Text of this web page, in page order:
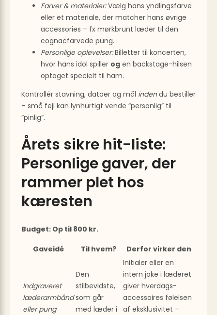
Farver & materialer:Vælg hans yndlingsfarve
eller et materiale, der matcher hans øvrige
accessories – fx mørkbrunt læder til den
cognacfarvede pung.
Personlige oplevelser:Billetter til koncerten,
hvor hans idol spiller og en backstage-hilsen
optaget specielt til ham.
Kontrollér stavning, datoer og mål indendu bestiller
– små fejl kan lynhurtigt vende “personlig” til
“pinlig”.
Årets sikre hit-liste:
Personlige gaver, der
rammer plet hos
kæresten
Budget: Op til 800 kr.
Gaveidé Til hvem? Derfor virker den
Indgraveret
læderarmbånd
eller pung
Den
stilbevidste,
som går
med læder i
Initialer eller en
intern joke i læderet
giver hverdags­
accessoires følelsen
af eksklusivitet –